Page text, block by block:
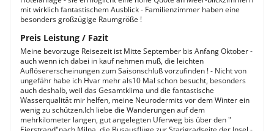
mit wirklich fantastischem Ausblick - Familienzimmer haben eine
besonders großzügige Raumgröße !
Preis Leistung / Fazit
Meine bevorzuge Reisezeit ist Mitte September bis Anfang Oktober -
auch wenn ich dabei in kauf nehmen muß, die leichten
Auflösererscheinungen zum Saisonschluß vorzufinden ! - Nicht von
ungefähr habe ich Hvar mehr als10 Mal schon besucht, besonders
auch deshalb, weil das Gesamtklima und die fantastische
Wasserqualität mir helfen, meine Neurodermits vor dem Winter ein
wenig zu schützen.Ich liebe die Wanderungen auf dem
mehrkilometer langen, gut angelegten Uferweg bis über den "